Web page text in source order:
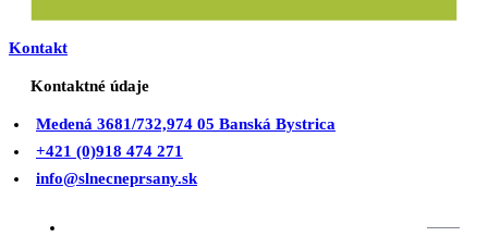
Kontakt
Kontaktné údaje
Medená 3681/732,974 05 Banská Bystrica
+421 (0)918 474 271
info@slnecneprsany.sk